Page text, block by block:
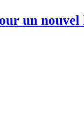
un nouvel